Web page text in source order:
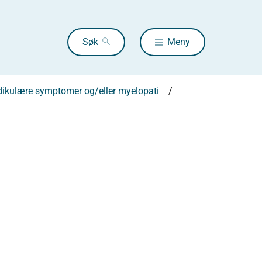
Søk Meny
symptomer og/eller myelopati